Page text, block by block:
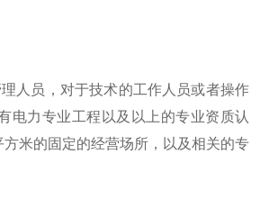
人员，对于技术的工作人员或者操作
电力专业工程以及以上的专业资质认
米的固定的经营场所，以及相关的专